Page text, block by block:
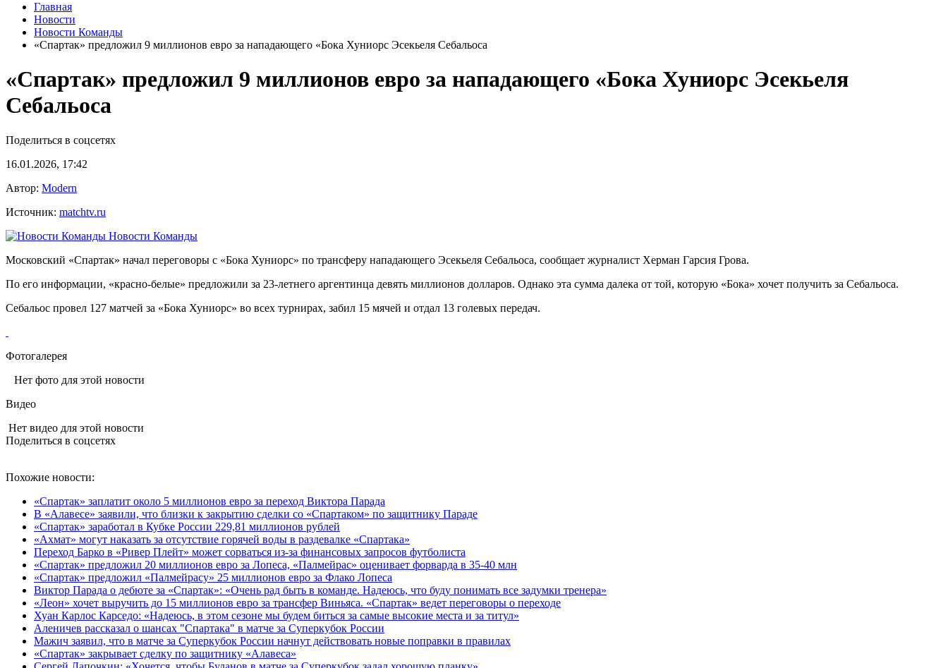
Главная
Новости
Новости Команды
«Спартак» предложил 9 миллионов евро за нападающего «Бока Хуниорс Эсекьеля Себальоса
«Спартак» предложил 9 миллионов евро за нападающего «Бока Хуниорс Эсекьеля
Себальоса
Поделиться в соцсетях
16.01.2026, 17:42
Автор: Modern
Источник: matchtv.ru
Новости Команды
Московский «Спартак» начал переговоры с «Бока Хуниорс» по трансферу нападающего Эсекьеля Себальоса, сообщает журналист Херман Гарсия Грова.
По его информации, «красно‑белые» предложили за 23‑летнего аргентинца девять миллионов долларов. Однако эта сумма далека от той, которую «Бока» хочет получить за Себальоса.
Себальос провел 127 матчей за «Бока Хуниорс» во всех турнирах, забил 15 мячей и отдал 13 голевых передач.
Фотогалерея
Нет фото для этой новости
Видео
Нет видео для этой новости
Поделиться в соцсетях
Похожие новости:
«Спартак» заплатит около 5 миллионов евро за переход Виктора Парада
В «Алавесе» заявили, что близки к закрытию сделки со «Спартаком» по защитнику Параде
«Спартак» заработал в Кубке России 229,81 миллионов рублей
«Ахмат» могут наказать за отсутствие горячей воды в раздевалке «Спартака»
Переход Барко в «Ривер Плейт» может сорваться из‑за финансовых запросов футболиста
«Спартак» предложил 20 миллионов евро за Лопеса, «Палмейрас» оценивает форварда в 35-40 млн
«Спартак» предложил «Палмейрасу» 25 миллионов евро за Флако Лопеса
Виктор Парада о дебюте за «Спартак»: «Очень рад быть в команде. Надеюсь, что буду понимать все задумки тренера»
«Леон» хочет выручить до 15 миллионов евро за трансфер Виньяса. «Спартак» ведет переговоры о переходе
Хуан Карлос Карседо: «Надеюсь, в этом сезоне мы будем биться за самые высокие места и за титул»
Аленичев рассказал о шансах "Спартака" в матче за Суперкубок России
Мажич заявил, что в матче за Суперкубок России начнут действовать новые поправки в правилах
«Спартак» закрывает сделку по защитнику «Алавеса»